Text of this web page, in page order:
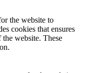
the website to
cookies that ensures
website. These